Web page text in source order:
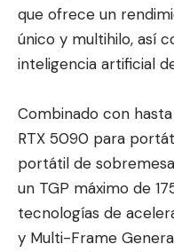
que ofrece un
único y multihilo, así
inteligencia artificial
Combinado con
RTX 5090 para
portátil de
un TGP máximo de
tecnologías de
y Multi-Frame